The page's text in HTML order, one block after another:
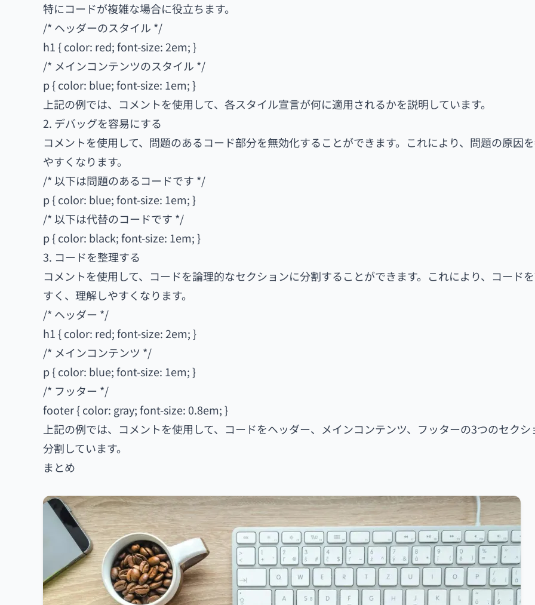
特にコードが複雑な場合に役立ちます。
/* ヘッダーのスタイル */
h1 { color: red; font-size: 2em; }
/* メインコンテンツのスタイル */
p { color: blue; font-size: 1em; }
上記の例では、コメントを使用して、各スタイル宣言が何に適用されるかを説明しています。
2. デバッグを容易にする
コメントを使用して、問題のあるコード部分を無効化することができます。これにより、問題の原因
やすくなります。
/* 以下は問題のあるコードです */
p { color: blue; font-size: 1em; }
/* 以下は代替のコードです */
p { color: black; font-size: 1em; }
3. コードを整理する
コメントを使用して、コードを論理的なセクションに分割することができます。これにより、コード
すく、理解しやすくなります。
/* ヘッダー */
h1 { color: red; font-size: 2em; }
/* メインコンテンツ */
p { color: blue; font-size: 1em; }
/* フッター */
footer { color: gray; font-size: 0.8em; }
上記の例では、コメントを使用して、コードをヘッダー、メインコンテンツ、フッターの3つのセクシ
分割しています。
まとめ